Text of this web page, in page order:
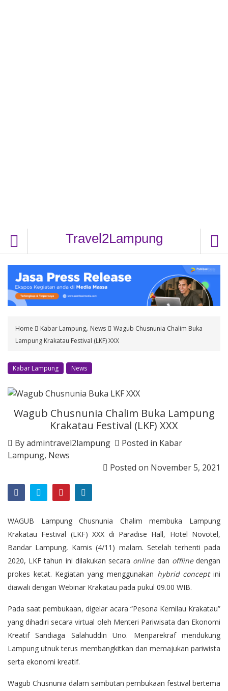
Travel2Lampung
Home Kabar Lampung, News
Wagub Chusnunia Chalim Buka
Lampung Krakatau Festival (LKF) XXX
Kabar Lampung News
Wagub Chusnunia Chalim Buka Lampung
Krakatau Festival (LKF) XXX
Byadmintravel2lampung Posted in Kabar
Lampung, News
Posted on November 5, 2021
WAGUB Lampung Chusnunia Chalim membuka Lampung
Krakatau Festival (LKF) XXX di Paradise Hall, Hotel Novotel,
Bandar Lampung, Kamis (4/11) malam. Setelah terhenti pada
2020, LKF tahun ini dilakukan secara onlinedan offlinedengan
prokes ketat. Kegiatan yang menggunakan hybrid conceptini
diawali dengan Webinar Krakatau pada pukul 09.00 WIB.
Pada saat pembukaan, digelar acara “Pesona Kemilau Krakatau”
yang dihadiri secara virtual oleh Menteri Pariwisata dan Ekonomi
Kreatif Sandiaga Salahuddin Uno. Menparekraf mendukung
Lampung utnuk terus membangkitkan dan memajukan pariwista
serta ekonomi kreatif.
Wagub Chusnunia dalam sambutan pembukaan festival bertema